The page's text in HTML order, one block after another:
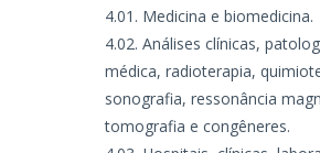
Medicina e biomedicina.
Análises clínicas,
médica, radioterapia,
sonografia, ressonância
tomografia e congêneres.